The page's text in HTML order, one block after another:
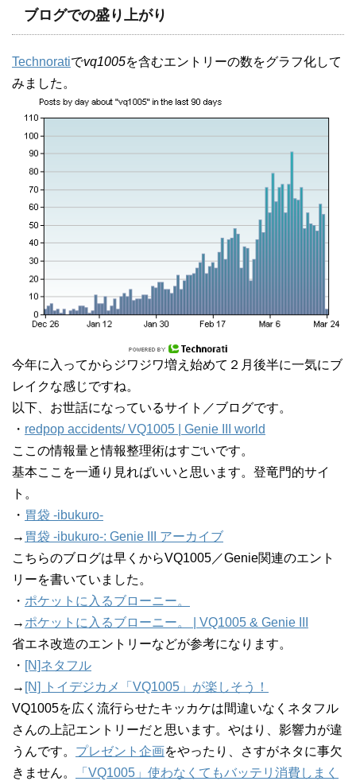
ブログでの盛り上がり
Technoratiでvq1005を含むエントリーの数をグラフ化して
みました。
今年に入ってからジワジワ増え始めて２月後半に一気にブ
レイクな感じですね。
以下、お世話になっているサイト／ブログです。
・ redpop accidents/ VQ1005 | Genie III world
ここの情報量と情報整理術はすごいです。
基本ここを一通り見ればいいと思います。登竜門的サイ
ト。
・ 胃袋 -ibukuro-
→ 胃袋 -ibukuro-: Genie III アーカイブ
こちらのブログは早くからVQ1005／Genie関連のエント
リーを書いていました。
・ ポケットに入るブローニー。
→ポケットに入るブローニー。 | VQ1005 & Genie III
省エネ改造のエントリーなどが参考になります。
・ [N]ネタフル
→ [N] トイデジカメ「VQ1005」が楽しそう！
VQ1005を広く流行らせたキッカケは間違いなくネタフル
さんの上記エントリーだと思います。やはり、影響力が違
うんです。 プレゼント企画をやったり、さすがネタに事欠
きません。
「VQ1005」使わなくてもバッテリ消費しまく